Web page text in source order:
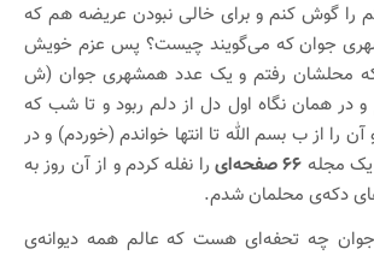
را گوش کنم و برای خالی نبودن عریضه هم که
جوان که می‌گویند چیست؟ پس عزم خویش
محلشان رفتم و یک عدد همشهری جوان (ش
و در همان نگاه اول دل از دلم ربود و تا شب که
واو به واو آن را از ب بسم الله تا انتها خواندم (خوردم) و در
یک مجله ۶۶ صفحه‌ای
را نفله کردم و از آن روز به
دکه‌ی محلمان شدم.
چه تحفه‌ای هست که عالم همه دیوانه‌ی